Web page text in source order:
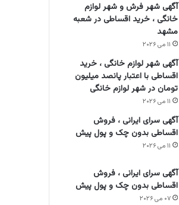
آگهی شهر فرش و شهر لوازم
خانگی ، خرید اقساطی در شعبه
مشهد
۱۱ می ۲۰۲۶
آگهی شهر لوازم خانگی ، خرید
اقساطی با اعتبار پانصد میلیون
تومان در شهر لوازم خانگی
۱۱ می ۲۰۲۶
آگهی سرای ایرانی ، فروش
اقساطی بدون چک و پول پیش
۱۱ می ۲۰۲۶
آگهی سرای ایرانی ، فروش
اقساطی بدون چک و پول پیش
۰۷ می ۲۰۲۶